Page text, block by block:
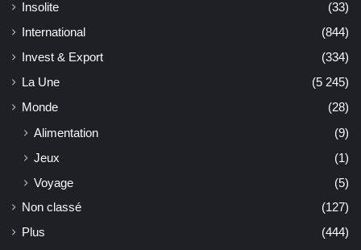
Insolite
(33)
International
(844)
Invest & Export
(334)
La Une
(5 245)
Monde
(28)
Alimentation
(9)
Jeux
(1)
Voyage
(5)
Non classé
(127)
Plus
(444)